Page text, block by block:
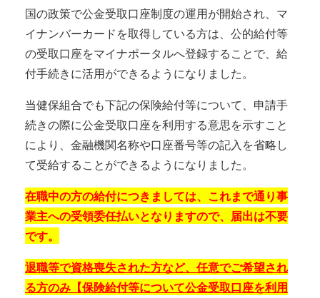
国の政策で公金受取口座制度の運用が開始され、マ
イナンバーカードを取得している方は、公的給付等
の受取口座をマイナポータルへ登録することで、給
付手続きに活用ができるようになりました。
当健保組合でも下記の保険給付等について、申請手
続きの際に公金受取口座を利用する意思を示すこと
により、金融機関名称や口座番号等の記入を省略し
て受給することができるようになりました。
在職中の方の給付につきましては、これまで通り事
業主への受領委任払いとなりますので、届出は不要
です。
退職等で資格喪失された方など、任意でご希望され
る方のみ 【保険給付等について公金受取口座を利用